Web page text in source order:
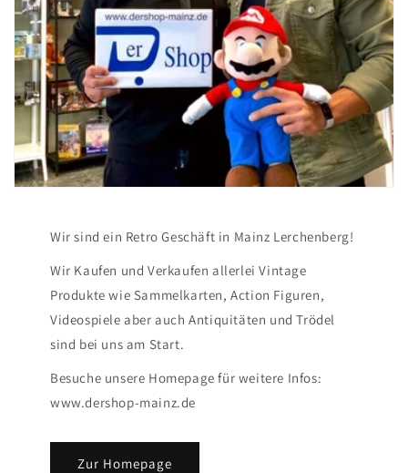
Wir sind ein Retro Geschäft in Mainz Lerchenberg!
Wir Kaufen und Verkaufen allerlei Vintage
Produkte wie Sammelkarten, Action Figuren,
Videospiele aber auch Antiquitäten und Trödel
sind bei uns am Start.
Besuche unsere Homepage für weitere Infos:
www.dershop-mainz.de
Zur Homepage